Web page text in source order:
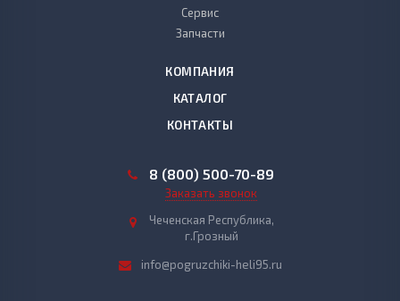
Сервис
Запчасти
КОМПАНИЯ
КАТАЛОГ
КОНТАКТЫ
8 (800) 500-70-89
Заказать звонок
Чеченская Республика,
г.Грозный
info@pogruzchiki-heli95.ru